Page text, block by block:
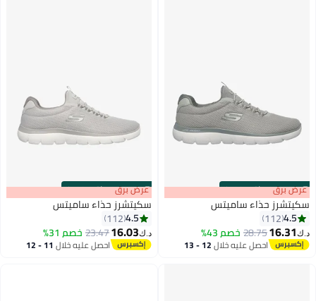
00m:00s
·باقي 100%
8
عرض برق
سكيتشرز حذاء ساميتس
4.5
112
د.ك‏16.31
28.75خصم 43%
احصل عليه خلال 12 - 13
00m:00s
·باقي 100%
8
عرض برق
سكيتشرز حذاء ساميتس
4.5
112
د.ك‏16.03
23.47خصم 31%
احصل عليه خلال 11 - 12